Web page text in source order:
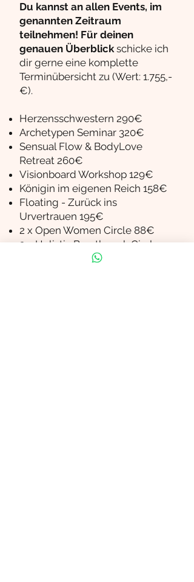
Du kannst an allen Events, im
genannten Zeitraum
teilnehmen!​​ Für deinen
genauen Überblickschicke ich
dir gerne eine komplette
Terminübersicht zu (Wert: 1.755,-
€).
Herzensschwestern 290€
Archetypen Seminar 320€
Sensual Flow & BodyLove
Retreat 260€
Visionboard Workshop 129€
Königin im eigenen Reich 158€
Floating - Zurück ins
Urvertrauen 195€
2 x Open Women Circle 88€
2 x Holistic Breathwork Circle